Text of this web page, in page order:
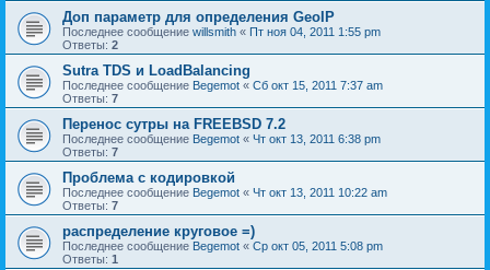
Доп параметр для определения GeoIP
Последнее сообщение willsmith « Пт ноя 04, 2011 1:55 pm
Ответы: 2
Sutra TDS и LoadBalancing
Последнее сообщение Begemot « Сб окт 15, 2011 7:37 am
Ответы: 7
Перенос сутры на FREEBSD 7.2
Последнее сообщение Begemot « Чт окт 13, 2011 6:38 pm
Ответы: 7
Проблема с кодировкой
Последнее сообщение Begemot « Чт окт 13, 2011 10:22 am
Ответы: 7
распределение круговое =)
Последнее сообщение Begemot « Ср окт 05, 2011 5:08 pm
Ответы: 1